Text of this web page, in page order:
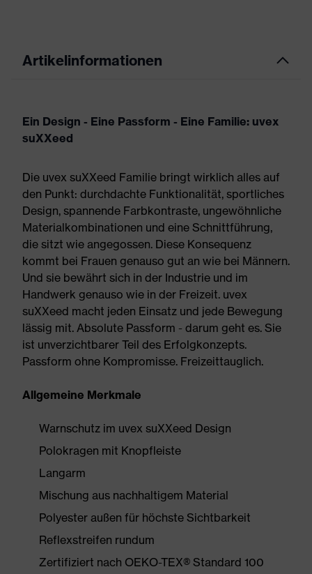
Artikelinformationen
Ein Design - Eine Passform - Eine Familie: uvex
suXXeed
Die uvex suXXeed Familie bringt wirklich alles auf
den Punkt: durchdachte Funktionalität, sportliches
Design, spannende Farbkontraste, ungewöhnliche
Materialkombinationen und eine Schnittführung,
die sitzt wie angegossen. Diese Konsequenz
kommt bei Frauen genauso gut an wie bei Männern.
Und sie bewährt sich in der Industrie und im
Handwerk genauso wie in der Freizeit. uvex
suXXeed macht jeden Einsatz und jede Bewegung
lässig mit. Absolute Passform - darum geht es. Sie
ist unverzichtbarer Teil des Erfolgkonzepts.
Passform ohne Kompromisse. Freizeittauglich.
Allgemeine Merkmale
Warnschutz im uvex suXXeed Design
Polokragen mit Knopfleiste
Langarm
Mischung aus nachhaltigem Material
Polyester außen für höchste Sichtbarkeit
Reflexstreifen rundum
Zertifiziert nach OEKO-TEX® Standard 100